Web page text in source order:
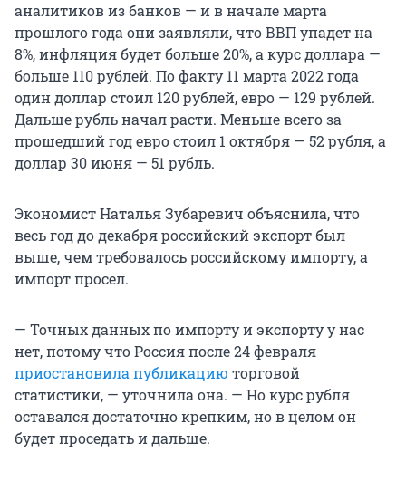
аналитиков из банков — и в начале марта
прошлого года они заявляли, что ВВП упадет на
8%, инфляция будет больше 20%, а курс доллара —
больше 110 рублей. По факту 11 марта 2022 года
один доллар стоил 120 рублей, евро — 129 рублей.
Дальше рубль начал расти. Меньше всего за
прошедший год евро стоил 1 октября — 52 рубля, а
доллар 30 июня — 51 рубль.
Экономист Наталья Зубаревич объяснила, что
весь год до декабря российский экспорт был
выше, чем требовалось российскому импорту, а
импорт просел.
— Точных данных по импорту и экспорту у нас
нет, потому что Россия после 24 февраля
приостановила публикацию торговой
статистики, — уточнила она. — Но курс рубля
оставался достаточно крепким, но в целом он
будет проседать и дальше.